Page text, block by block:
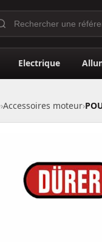
Electrique
›Accessoires moteur›